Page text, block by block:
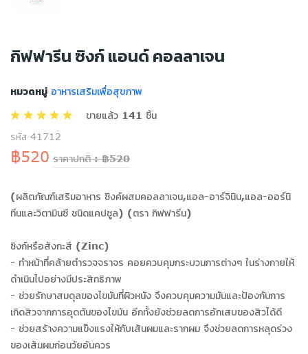
กิฟฟารีน ซิงก์ แอนด์ คอลลาเจน
หมวดหมู่ อาหารเสริมเพื่อสุขภาพ
ขายแล้ว 141 ชิ้น
รหัส 41712
฿520 ราคาปกติ : ฿520
(ผลิตภัณฑ์เสริมอาหาร ซิงค์ผสมคอลลาเจน,แอล-อาร์จินิน,แอล-ออร์นิ
ทีนและวิตามินซี ชนิดแคปซูล) (ตรา กิฟฟารีน)
ซิงก์หรือสังกะสี (Zinc)
- ทำหน้าที่คล้ายตำรวจจราจร คอยควบคุมกระบวนการต่างๆ ในร่างกายให้
ดำเนินไปอย่างมีประสิทธิภาพ
- ช่วยรักษาสมดุลของไขมันที่ผิวหนัง จึงควบคุมความมันและป้องกันการ
เกิดสิวจากการอุดตันของไขมัน อีกทั้งยังช่วยลดการอักเสบของสิวได้ดี
- ช่วยสร้างความแข็งแรงให้กับเส้นผมและรากผม จึงช่วยลดการหลุดร่วง
ของเส้นผมก่อนวัยอันควร